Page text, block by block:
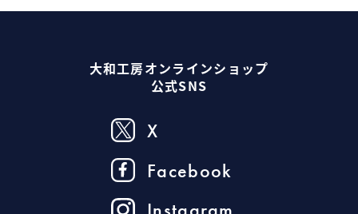
大和工房オンラインショップ
公式SNS
X
Facebook